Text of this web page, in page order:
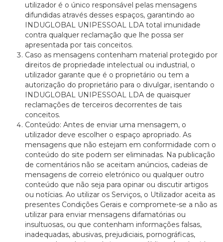
utilizador é o único responsável pelas mensagens
difundidas através desses espaços, garantindo ao
INDUGLOBAL UNIPESSOAL LDA total imunidade
contra qualquer reclamação que lhe possa ser
apresentada por tais conceitos.
Caso as mensagens contenham material protegido por
direitos de propriedade intelectual ou industrial, o
utilizador garante que é o proprietário ou tem a
autorização do proprietário para o divulgar, isentando o
INDUGLOBAL UNIPESSOAL LDA de quaisquer
reclamações de terceiros decorrentes de tais
conceitos.
Conteúdo: Antes de enviar uma mensagem, o
utilizador deve escolher o espaço apropriado. As
mensagens que não estejam em conformidade com o
conteúdo do site podem ser eliminadas. Na publicação
de comentários não se aceitam anúncios, cadeias de
mensagens de correio eletrónico ou qualquer outro
conteúdo que não seja para opinar ou discutir artigos
ou notícias. Ao utilizar os Serviços, o Utilizador aceita as
presentes Condições Gerais e compromete-se a não as
utilizar para enviar mensagens difamatórias ou
insultuosas, ou que contenham informações falsas,
inadequadas, abusivas, prejudiciais, pornográficas,